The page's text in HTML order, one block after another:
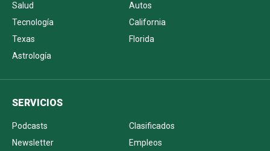
Salud
Autos
Tecnología
California
Texas
Florida
Astrología
SERVICIOS
Podcasts
Clasificados
Newsletter
Empleos